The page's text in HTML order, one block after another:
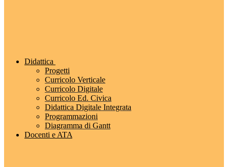
Didattica
Progetti
Curricolo Verticale
Curricolo Digitale
Curricolo Ed. Civica
Didattica Digitale Integrata
Programmazioni
Diagramma di Gantt
Docenti e ATA